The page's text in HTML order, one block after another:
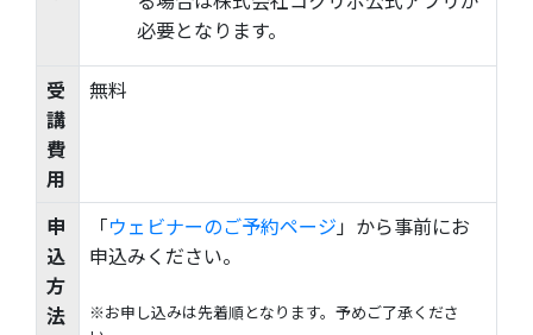
必要となります。
受
講
費
用
無料
申
込
方
法
「ウェビナーのご予約ページ 」から事前にお
申込みください。
※お申し込みは先着順となります。予めご了承くださ